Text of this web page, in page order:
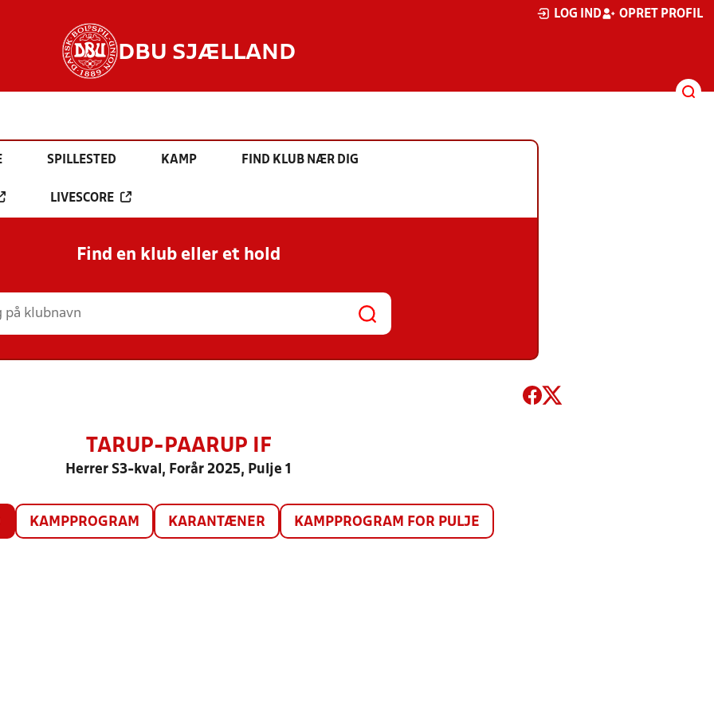
LOG IND OPRET PROFIL
DBU SJÆLLAND
SPILLESTED KAMP FIND KLUB NÆR DIG
LIVESCORE
Find en klub eller et hold
TARUP-PAARUP IF
Herrer S3-kval, Forår 2025, Pulje 1
KAMPPROGRAM KARANTÆNER KAMPPROGRAM FOR PULJE